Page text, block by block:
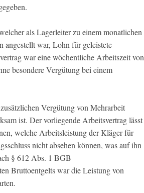
als Lagerleiter zu einem monatlichen
angestellt war, Lohn für geleistete
war eine wöchentliche Arbeitszeit von
besondere Vergütung bei einem
Vergütung von Mehrarbeit
ist. Der vorliegende Arbeitsvertrag lässt
welche Arbeitsleistung der Kläger für
nicht absehen können, was auf ihn
§ 612 Abs. 1 BGB
Bruttoentgelts war die Leistung von